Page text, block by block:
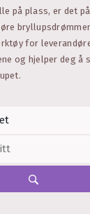
på plass, er det
for
og hjelper deg å